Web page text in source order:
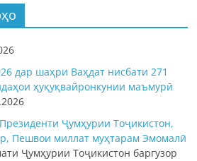
дар шаҳри Ваҳдат нисбати 271
ҳуқуқвайронкунии маъмурӣ
Ҷумҳурии Тоҷикистон,
Пешвои миллат муҳтарам Эмомалӣ
Ҷумҳурии Тоҷикистон баргузор